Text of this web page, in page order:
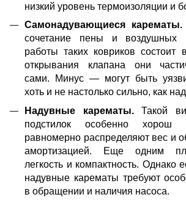
низкий уровень термоизоляции и
Самонадувающиеся карематы.
сочетание пены и воздушных
работы таких ковриков состоит
открывания клапана они
сами. Минус — могут быть
хоть и не настолько сильно, как
Надувные карематы.Такой
подстилок особенно
равномерно распределяют вес и
амортизацией. Еще одним
легкость и компактность. Однако
надувные карематы требуют
в обращении и наличия насоса.